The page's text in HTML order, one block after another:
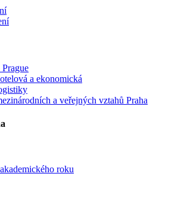
a ekonomická
a veřejných vztahů Praha
roku